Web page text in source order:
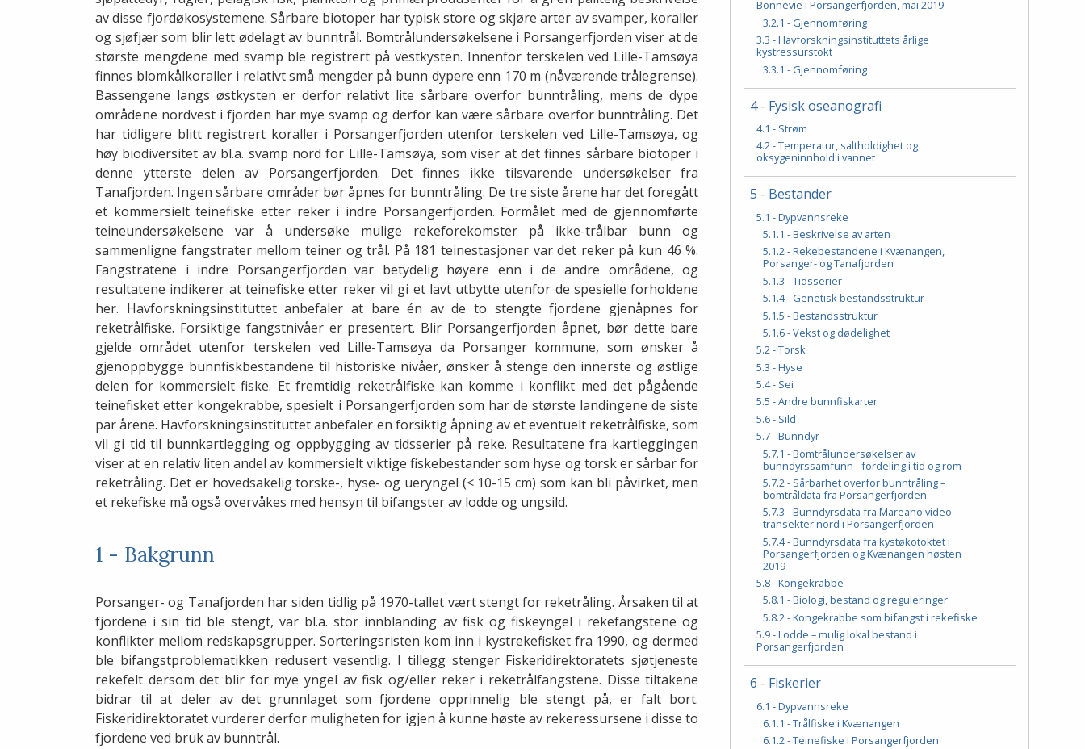
av disse fjordøkosystemene. Sårbare biotoper har typisk store og skjøre arter av svamper, koraller
og sjøfjær som blir lett ødelagt av bunntrål. Bomtrålundersøkelsene i Porsangerfjorden viser at de
største mengdene med svamp ble registrert på vestkysten. Innenfor terskelen ved Lille-Tamsøya
finnes blomkålkoraller i relativt små mengder på bunn dypere enn 170 m (nåværende trålegrense).
Bassengene langs østkysten er derfor relativt lite sårbare overfor bunntråling, mens de dype
områdene nordvest i fjorden har mye svamp og derfor kan være sårbare overfor bunntråling. Det
har tidligere blitt registrert koraller i Porsangerfjorden utenfor terskelen ved Lille-Tamsøya, og
høy biodiversitet av bl.a. svamp nord for Lille-Tamsøya, som viser at det finnes sårbare biotoper i
denne ytterste delen av Porsangerfjorden. Det finnes ikke tilsvarende undersøkelser fra
Tanafjorden. Ingen sårbare områder bør åpnes for bunntråling. De tre siste årene har det foregått
et kommersielt teinefiske etter reker i indre Porsangerfjorden. Formålet med de gjennomførte
teineundersøkelsene var å undersøke mulige rekeforekomster på ikke-trålbar bunn og
sammenligne fangstrater mellom teiner og trål. På 181 teinestasjoner var det reker på kun 46 %.
Fangstratene i indre Porsangerfjorden var betydelig høyere enn i de andre områdene, og
resultatene indikerer at teinefiske etter reker vil gi et lavt utbytte utenfor de spesielle forholdene
her. Havforskningsinstituttet anbefaler at bare én av de to stengte fjordene gjenåpnes for
reketrålfiske. Forsiktige fangstnivåer er presentert. Blir Porsangerfjorden åpnet, bør dette bare
gjelde området utenfor terskelen ved Lille-Tamsøya da Porsanger kommune, som ønsker å
gjenoppbygge bunnfiskbestandene til historiske nivåer, ønsker å stenge den innerste og østlige
delen for kommersielt fiske. Et fremtidig reketrålfiske kan komme i konflikt med det pågående
teinefisket etter kongekrabbe, spesielt i Porsangerfjorden som har de største landingene de siste
par årene. Havforskningsinstituttet anbefaler en forsiktig åpning av et eventuelt reketrålfiske, som
vil gi tid til bunnkartlegging og oppbygging av tidsserier på reke. Resultatene fra kartleggingen
viser at en relativ liten andel av kommersielt viktige fiskebestander som hyse og torsk er sårbar for
reketråling. Det er hovedsakelig torske-, hyse- og ueryngel (< 10-15 cm) som kan bli påvirket, men
et rekefiske må også overvåkes med hensyn til bifangster av lodde og ungsild.
1 - Bakgrunn
Porsanger- og Tanafjorden har siden tidlig på 1970-tallet vært stengt for reketråling. Årsaken til at
fjordene i sin tid ble stengt, var bl.a. stor innblanding av fisk og fiskeyngel i rekefangstene og
konflikter mellom redskapsgrupper. Sorteringsristen kom inn i kystrekefisket fra 1990, og dermed
ble bifangstproblematikken redusert vesentlig. I tillegg stenger Fiskeridirektoratets sjøtjeneste
rekefelt dersom det blir for mye yngel av fisk og/eller reker i reketrålfangstene. Disse tiltakene
bidrar til at deler av det grunnlaget som fjordene opprinnelig ble stengt på, er falt bort.
Fiskeridirektoratet vurderer derfor muligheten for igjen å kunne høste av rekeressursene i disse to
fjordene ved bruk av bunntrål.
Bonnevie i Porsangerfjorden, mai 2019
3.2.1 - Gjennomføring
3.3 - Havforskningsinstituttets årlige
kystressurstokt
3.3.1 - Gjennomføring
4 - Fysisk oseanografi
4.1 - Strøm
4.2 - Temperatur, saltholdighet og
oksygeninnhold i vannet
5 - Bestander
5.1 - Dypvannsreke
5.1.1 - Beskrivelse av arten
5.1.2 - Rekebestandene i Kvænangen,
Porsanger- og Tanafjorden
5.1.3 - Tidsserier
5.1.4 - Genetisk bestandsstruktur
5.1.5 - Bestandsstruktur
5.1.6 - Vekst og dødelighet
5.2 - Torsk
5.3 - Hyse
5.4 - Sei
5.5 - Andre bunnfiskarter
5.6 - Sild
5.7 - Bunndyr
5.7.1 - Bomtrålundersøkelser av
bunndyrssamfunn - fordeling i tid og rom
5.7.2 - Sårbarhet overfor bunntråling –
bomtråldata fra Porsangerfjorden
5.7.3 - Bunndyrsdata fra Mareano video-
transekter nord i Porsangerfjorden
5.7.4 - Bunndyrsdata fra kystøkotoktet i
Porsangerfjorden og Kvænangen høsten
2019
5.8 - Kongekrabbe
5.8.1 - Biologi, bestand og reguleringer
5.8.2 - Kongekrabbe som bifangst i rekefiske
5.9 - Lodde – mulig lokal bestand i
Porsangerfjorden
6 - Fiskerier
6.1 - Dypvannsreke
6.1.1 - Trålfiske i Kvænangen
6.1.2 - Teinefiske i Porsangerfjorden